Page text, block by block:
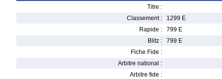
Titre :
Classement :
1299 E
Rapide :
799 E
Blitz :
799 E
Fiche Fide :
Arbitre national :
Arbitre fide :